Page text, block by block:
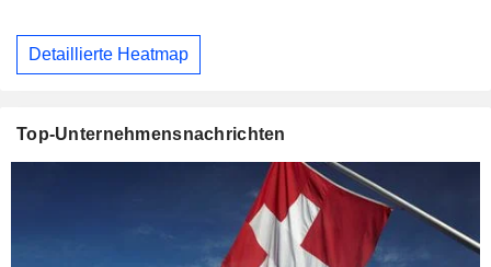
Detaillierte Heatmap
Top-Unternehmensnachrichten